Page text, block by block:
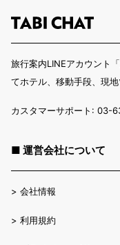
旅行案内LINEアカウント
てホテル、移動手段、現地
カスタマーサポート: 03-
■ 運営会社について
> 会社情報
> 利用規約